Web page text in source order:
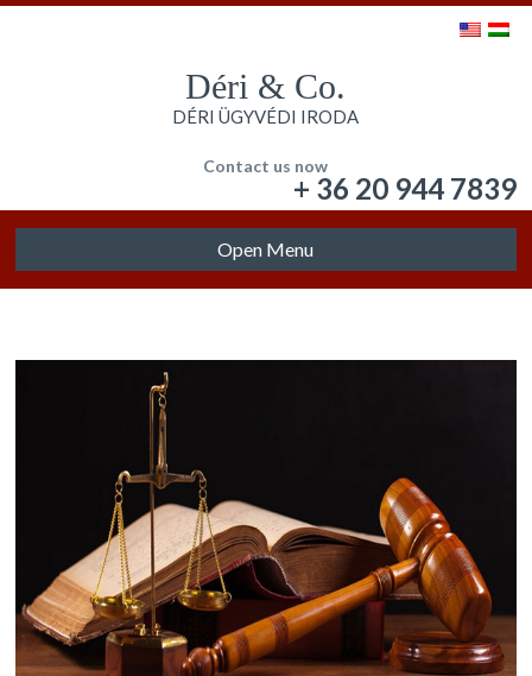
Déri & Co.
DÉRI ÜGYVÉDI IRODA
Contact us now
+ 36 20 944 7839
Open Menu